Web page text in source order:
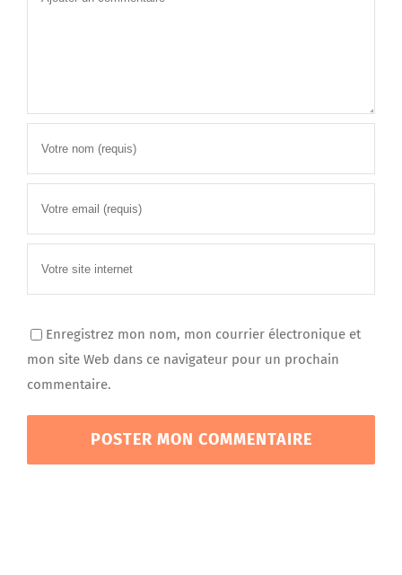
Enregistrez mon nom, mon courrier électronique et
mon site Web dans ce navigateur pour un prochain
commentaire.